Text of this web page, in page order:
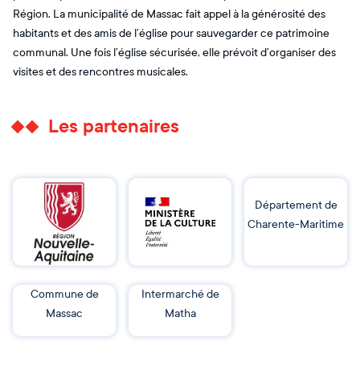
Région. La municipalité de Massac fait appel à la générosité des
habitants et des amis de l’église pour sauvegarder ce patrimoine
communal. Une fois l’église sécurisée, elle prévoit d’organiser des
visites et des rencontres musicales.
Les partenaires
Département de
Charente-Maritime
Commune de
Massac
Intermarché de
Matha